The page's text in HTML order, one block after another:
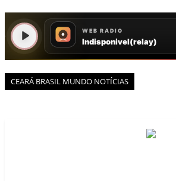
CEARÁ BRASIL MUNDO NOTÍCIAS
Todos
BLOGS & COLUNAS
CEARÁ BRASIL MUNDO 1
BRASIL DE FATO